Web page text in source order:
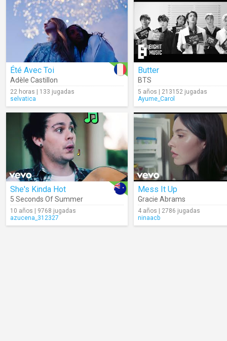
Été Avec Toi
Adèle Castillon
22 horas | 133 jugadas
selvatica
Butter
BTS
5 años | 213152 jugadas
Ayume_Carol
She's Kinda Hot
5 Seconds Of Summer
10 años | 9768 jugadas
azucena_312327
Mess It Up
Gracie Abrams
4 años | 2786 jugadas
ninaacb